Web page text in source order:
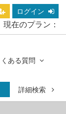
ログイン
現在のプラン：
くある質問
詳細検索